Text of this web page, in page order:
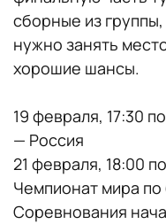
сборные из
нужно занять
хорошие шансы.
19 февраля, 17:30
— Россия
21 февраля, 18:00
Чемпионат мира по
Соревнования